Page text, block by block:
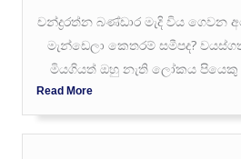
චන්ද්‍රරත්න බණ්ඩාර මැදි විය
මැන්ඩෙලා කෙතරම් සමීපද?
මියගියත් ඔහු නැති ලෝකය පියෙකු
Read More